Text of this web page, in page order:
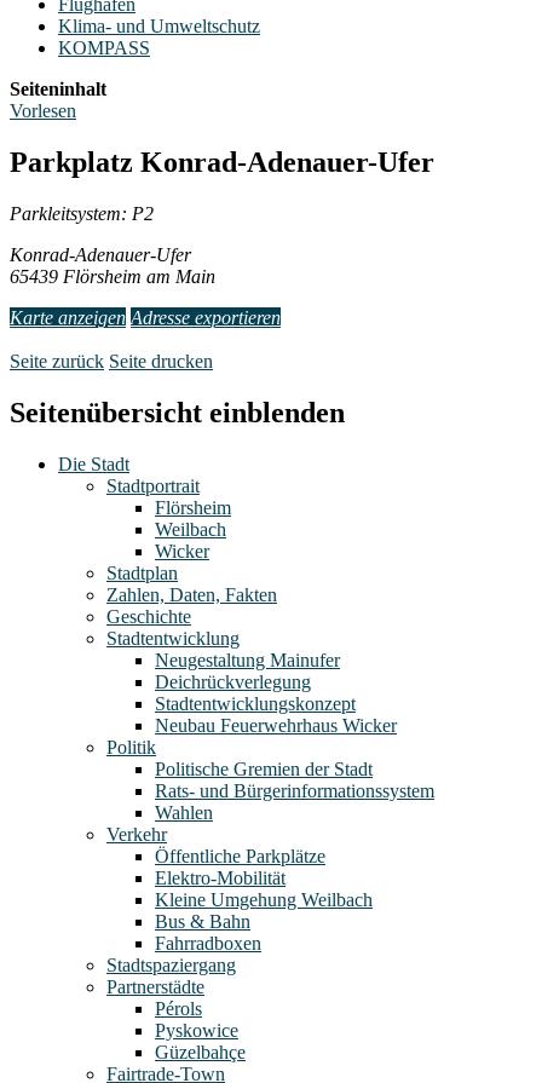
Flughafen
Klima- und Umweltschutz
KOMPASS
Seiteninhalt
Vorlesen
Parkplatz Konrad-Adenauer-Ufer
Parkleitsystem: P2
Konrad-Adenauer-Ufer
65439 Flörsheim am Main
Karte anzeigen Adresse exportieren
Seite zurück Seite drucken
Seitenübersicht einblenden
Die Stadt
Stadtportrait
Flörsheim
Weilbach
Wicker
Stadtplan
Zahlen, Daten, Fakten
Geschichte
Stadtentwicklung
Neugestaltung Mainufer
Deichrückverlegung
Stadtentwicklungskonzept
Neubau Feuerwehrhaus Wicker
Politik
Politische Gremien der Stadt
Rats- und Bürgerinformationssystem
Wahlen
Verkehr
Öffentliche Parkplätze
Elektro-Mobilität
Kleine Umgehung Weilbach
Bus & Bahn
Fahrradboxen
Stadtspaziergang
Partnerstädte
Pérols
Pyskowice
Güzelbahçe
Fairtrade-Town